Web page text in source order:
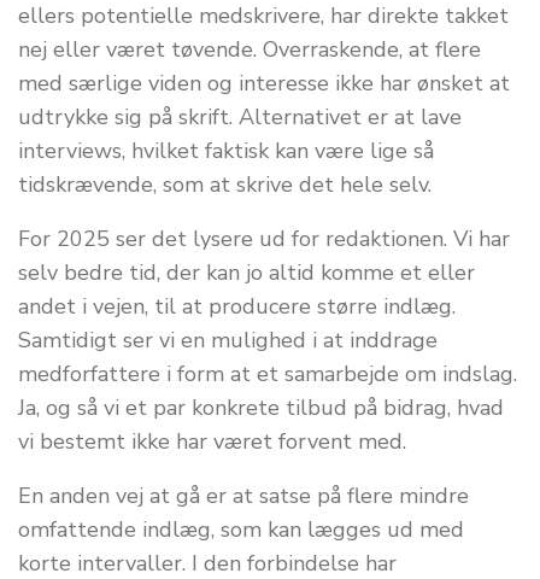
ellers potentielle medskrivere, har direkte takket
nej eller været tøvende. Overraskende, at flere
med særlige viden og interesse ikke har ønsket at
udtrykke sig på skrift. Alternativet er at lave
interviews, hvilket faktisk kan være lige så
tidskrævende, som at skrive det hele selv.
For 2025 ser det lysere ud for redaktionen. Vi har
selv bedre tid, der kan jo altid komme et eller
andet i vejen, til at producere større indlæg.
Samtidigt ser vi en mulighed i at inddrage
medforfattere i form at et samarbejde om indslag.
Ja, og så vi et par konkrete tilbud på bidrag, hvad
vi bestemt ikke har været forvent med.
En anden vej at gå er at satse på flere mindre
omfattende indlæg, som kan lægges ud med
korte intervaller. I den forbindelse har